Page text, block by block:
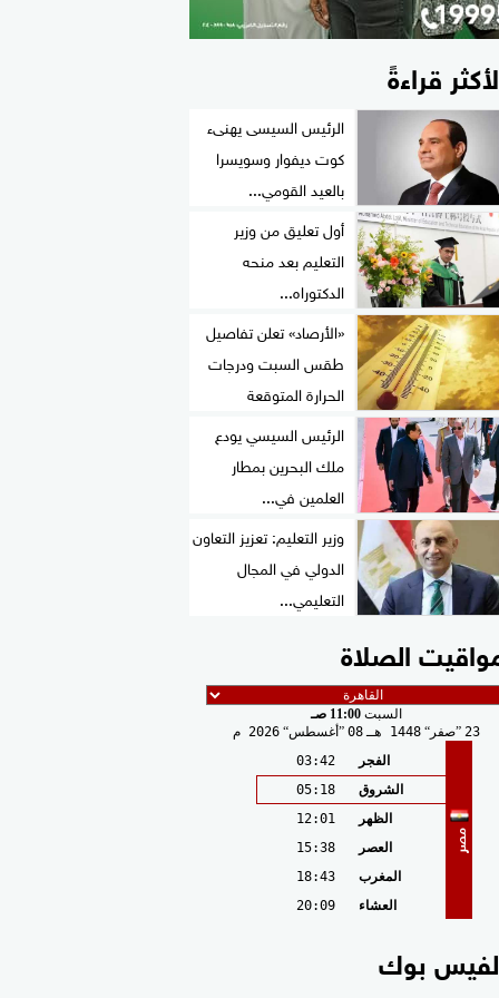
قراءةً
الرئيس السيسى يهنىء
كوت ديفوار وسويسرا
بالعيد القومي...
أول تعليق من وزير
التعليم بعد منحه
الدكتوراه...
«الأرصاد» تعلن تفاصيل
طقس السبت ودرجات
الحرارة المتوقعة
الرئيس السيسي يودع
ملك البحرين بمطار
العلمين في...
وزير التعليم: تعزيز التعاون
الدولي في المجال
التعليمي...
الصلاة
السبت 11:00 صـ
23 صفر 1448 هـ 08 أغسطس 2026 م
مصر
الفجر
03:42
الشروق
05:18
الظهر
12:01
العصر
15:38
المغرب
18:43
العشاء
20:09
بوك